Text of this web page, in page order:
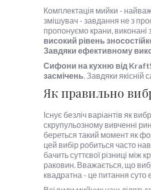
Комплектація мийки -
змішувач - завдання не з
пропонуємо крани, виконані
високий рівень
Завдяки ефективному
Сифони на кухню від
засмічень. Завдяки
Як правильно
Існує безліч варіантів як
скрупульозному вивченні
береться такий момент як
цей вибір робиться часто
бачить суттєвої різниці
раковин. Вважається, що
квадратна - це питання суто